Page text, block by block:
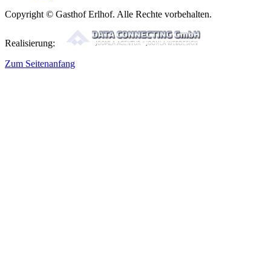
Copyright © Gasthof Erlhof. Alle Rechte vorbehalten.
Realisierung:
Zum Seitenanfang